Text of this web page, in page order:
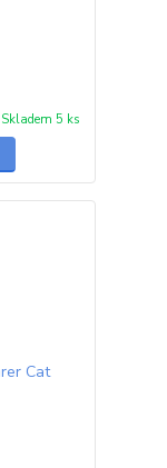
Skladem 5 ks